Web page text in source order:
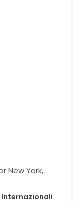
New York,